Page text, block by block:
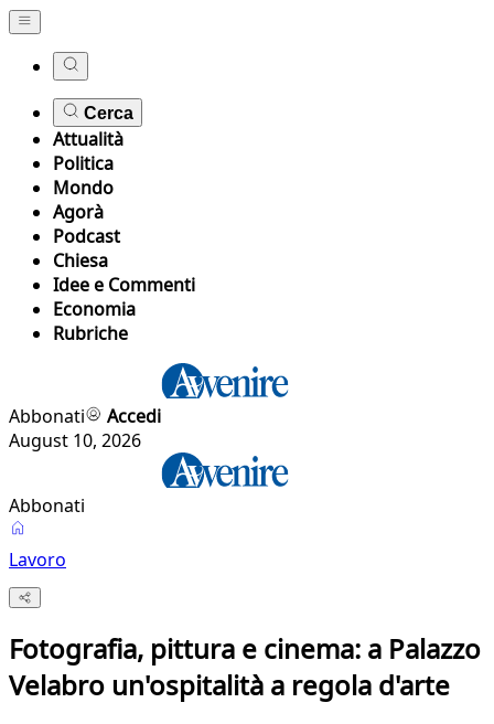
Cerca
Attualità
Politica
Mondo
Agorà
Podcast
Chiesa
Idee e Commenti
Economia
Rubriche
Abbonati
Accedi
August 10, 2026
Abbonati
Lavoro
Fotografia, pittura e cinema: a Palazzo
Velabro un'ospitalità a regola d'arte